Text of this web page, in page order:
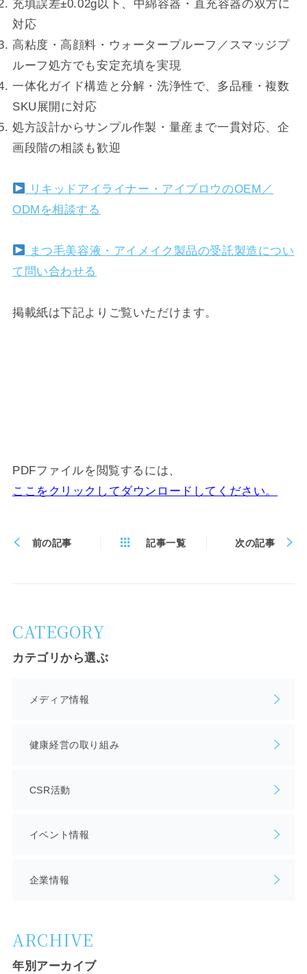
充填誤差±0.02g以下、中綿容器・直充容器の双方に
対応
高粘度・高顔料・ウォータープルーフ／スマッジプ
ルーフ処方でも安定充填を実現
一体化ガイド構造と分解・洗浄性で、多品種・複数
SKU展開に対応
処方設計からサンプル作製・量産まで一貫対応、企
画段階の相談も歓迎
リキッドアイライナー・アイブロウのOEM／
ODMを相談する
まつ毛美容液・アイメイク製品の受託製造につい
て問い合わせる
掲載紙は下記よりご覧いただけます。
PDFファイルを閲覧するには、
ここをクリックしてダウンロードしてください。
前の記事 記事一覧 次の記事
CATEGORY
カテゴリから選ぶ
メディア情報
健康経営の取り組み
CSR活動
イベント情報
企業情報
ARCHIVE
年別アーカイブ